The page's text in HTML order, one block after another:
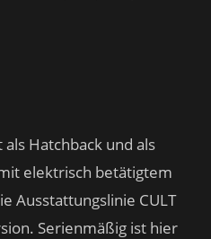
Hatchback und als
elektrisch betätigtem
Ausstattungslinie CULT
Serienmäßig ist hier